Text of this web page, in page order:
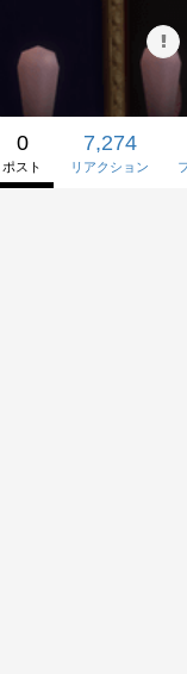
0
ポスト
7,274
リアクション